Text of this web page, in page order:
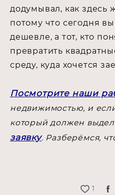
додумывал, как здесь
потому что сегодня
дешевле, а тот, кто
превратить
среду, куда хочется
Посмотрите наши
недвижимостью, и если
который должен
заявку. Разберёмся,